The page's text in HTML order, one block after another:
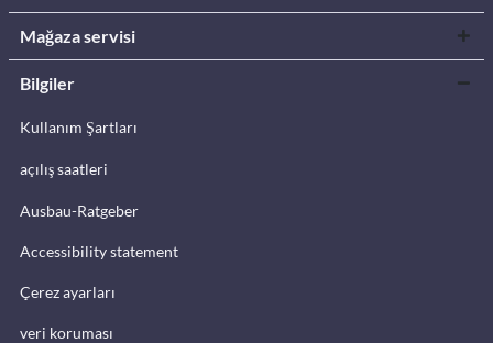
Mağaza servisi
Bilgiler
Kullanım Şartları
açılış saatleri
Ausbau-Ratgeber
Accessibility statement
Çerez ayarları
veri koruması